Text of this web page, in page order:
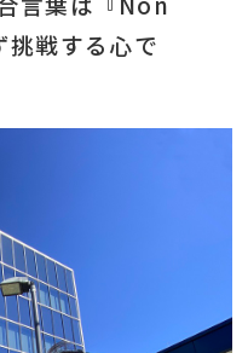
戦する心で